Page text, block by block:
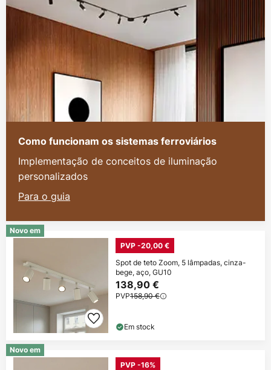
Como funcionam os sistemas ferroviários
Implementação de conceitos de iluminação
personalizados
Para o guia
Novo em
PVP -20,00 €
Spot de teto Zoom, 5 lâmpadas, cinza-
bege, aço, GU10
138,90 €
PVP158,90 €
Em stock
Novo em
PVP -16%